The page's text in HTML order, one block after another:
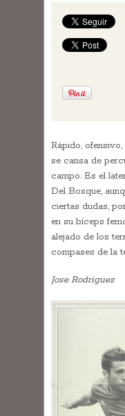
Rápido,
se cansa de
campo. Es el
Del Bosque,
ciertas dudas,
en su bíceps
alejado de los
compases de la
Jose Rodriguez